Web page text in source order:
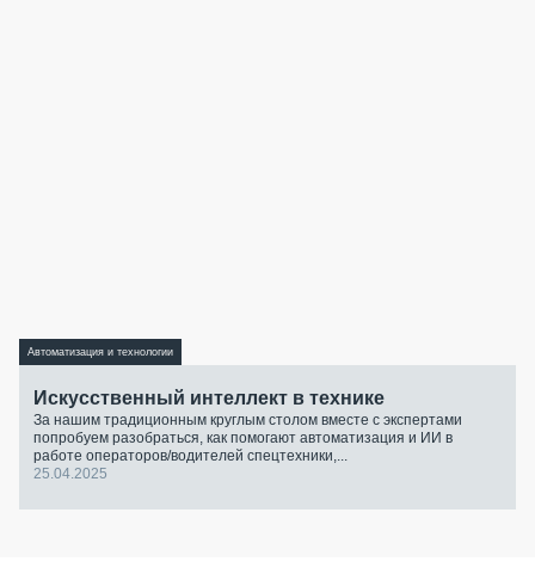
Автоматизация и технологии
Искусственный интеллект в технике
За нашим традиционным круглым столом вместе с экспертами
попробуем разобраться, как помогают автоматизация и ИИ в
работе операторов/водителей спецтехники,...
25.04.2025